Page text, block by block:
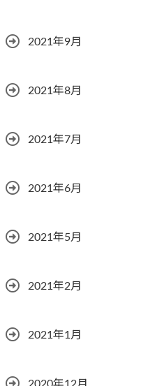
2021年9月
2021年8月
2021年7月
2021年6月
2021年5月
2021年2月
2021年1月